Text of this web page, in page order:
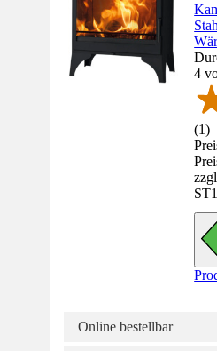
4
(1)
ST
Online bestellbar